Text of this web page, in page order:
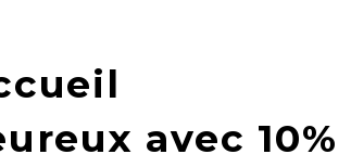
avec 10%